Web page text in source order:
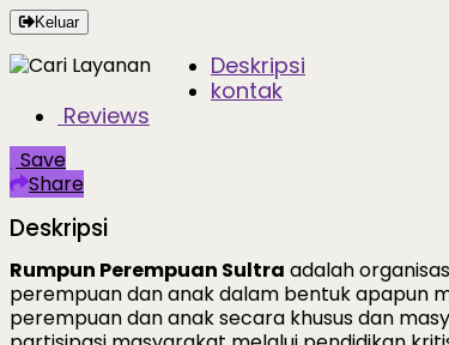
Keluar
Deskripsi
kontak
Reviews
Save
Share
Deskripsi
Rumpun Perempuan Sultra adalah
perempuan dan anak dalam bentuk apapun
perempuan dan anak secara khusus dan